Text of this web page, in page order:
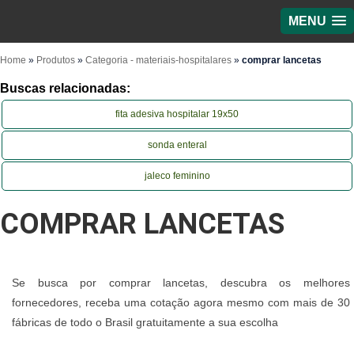
MENU
Home » Produtos » Categoria - materiais-hospitalares » comprar lancetas
Buscas relacionadas:
fita adesiva hospitalar 19x50
sonda enteral
jaleco feminino
COMPRAR LANCETAS
Se busca por comprar lancetas, descubra os melhores
fornecedores, receba uma cotação agora mesmo com mais de 30
fábricas de todo o Brasil gratuitamente a sua escolha